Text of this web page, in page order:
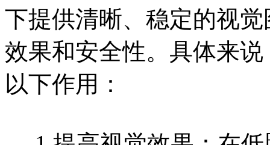
下提供清晰、稳定的视
效果和安全性。具体来
以下作用：